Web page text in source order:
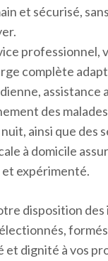
et sécurisé,
professionnel,
complète
assistance
des
ainsi que des
à domicile
expérimenté.
disposition
dignité à vos